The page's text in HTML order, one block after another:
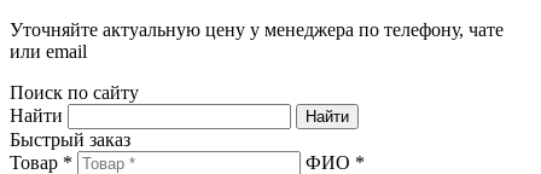
Уточняйте актуальную цену у менеджера по телефону, чате
или email
Поиск по сайту
Найти
Быстрый заказ
Товар *
ФИО *